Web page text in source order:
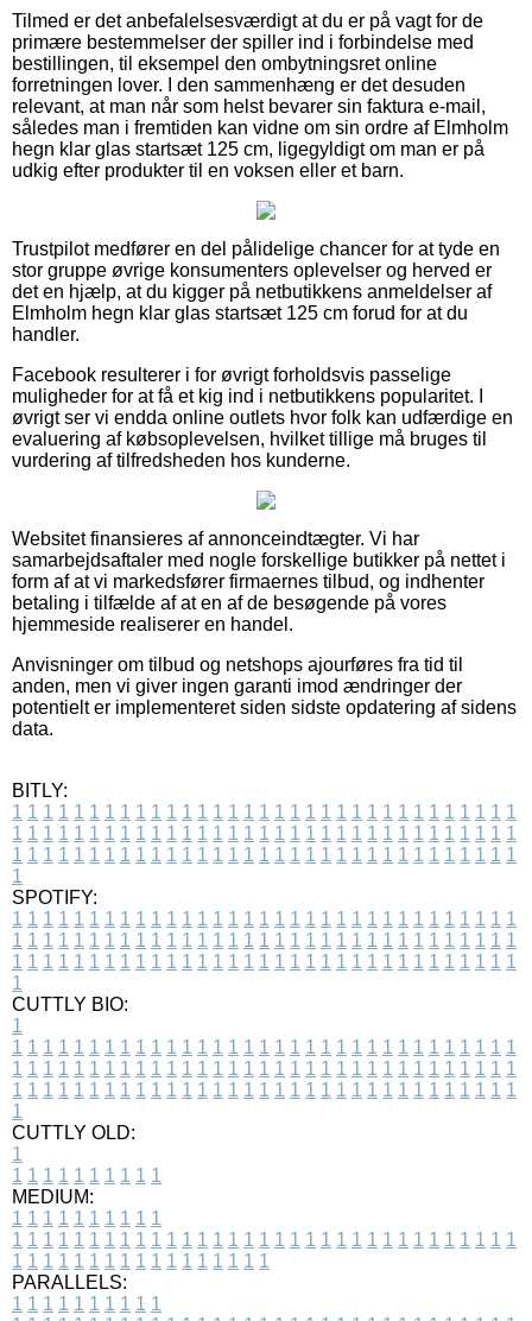
Tilmed er det anbefalelsesværdigt at du er på vagt for de
primære bestemmelser der spiller ind i forbindelse med
bestillingen, til eksempel den ombytningsret online
forretningen lover. I den sammenhæng er det desuden
relevant, at man når som helst bevarer sin faktura e-mail,
således man i fremtiden kan vidne om sin ordre af Elmholm
hegn klar glas startsæt 125 cm, ligegyldigt om man er på
udkig efter produkter til en voksen eller et barn.
Trustpilot medfører en del pålidelige chancer for at tyde en
stor gruppe øvrige konsumenters oplevelser og herved er
det en hjælp, at du kigger på netbutikkens anmeldelser af
Elmholm hegn klar glas startsæt 125 cm forud for at du
handler.
Facebook resulterer i for øvrigt forholdsvis passelige
muligheder for at få et kig ind i netbutikkens popularitet. I
øvrigt ser vi endda online outlets hvor folk kan udfærdige en
evaluering af købsoplevelsen, hvilket tillige må bruges til
vurdering af tilfredsheden hos kunderne.
Websitet finansieres af annonceindtægter. Vi har
samarbejdsaftaler med nogle forskellige butikker på nettet i
form af at vi markedsfører firmaernes tilbud, og indhenter
betaling i tilfælde af at en af de besøgende på vores
hjemmeside realiserer en handel.
Anvisninger om tilbud og netshops ajourføres fra tid til
anden, men vi giver ingen garanti imod ændringer der
potentielt er implementeret siden sidste opdatering af sidens
data.
BITLY:
1 1 1 1 1 1 1 1 1 1 1 1 1 1 1 1 1 1 1 1 1 1 1 1 1 1 1 1 1 1 1 1 1
1 1 1 1 1 1 1 1 1 1 1 1 1 1 1 1 1 1 1 1 1 1 1 1 1 1 1 1 1 1 1 1 1
1 1 1 1 1 1 1 1 1 1 1 1 1 1 1 1 1 1 1 1 1 1 1 1 1 1 1 1 1 1 1 1 1
1
SPOTIFY:
1 1 1 1 1 1 1 1 1 1 1 1 1 1 1 1 1 1 1 1 1 1 1 1 1 1 1 1 1 1 1 1 1
1 1 1 1 1 1 1 1 1 1 1 1 1 1 1 1 1 1 1 1 1 1 1 1 1 1 1 1 1 1 1 1 1
1 1 1 1 1 1 1 1 1 1 1 1 1 1 1 1 1 1 1 1 1 1 1 1 1 1 1 1 1 1 1 1 1
1
CUTTLY BIO:
1
1 1 1 1 1 1 1 1 1 1 1 1 1 1 1 1 1 1 1 1 1 1 1 1 1 1 1 1 1 1 1 1 1
1 1 1 1 1 1 1 1 1 1 1 1 1 1 1 1 1 1 1 1 1 1 1 1 1 1 1 1 1 1 1 1 1
1 1 1 1 1 1 1 1 1 1 1 1 1 1 1 1 1 1 1 1 1 1 1 1 1 1 1 1 1 1 1 1 1
1
CUTTLY OLD:
1
1 1 1 1 1 1 1 1 1 1
MEDIUM:
1 1 1 1 1 1 1 1 1 1
1 1 1 1 1 1 1 1 1 1 1 1 1 1 1 1 1 1 1 1 1 1 1 1 1 1 1 1 1 1 1 1 1
1 1 1 1 1 1 1 1 1 1 1 1 1 1 1 1 1
PARALLELS:
1 1 1 1 1 1 1 1 1 1